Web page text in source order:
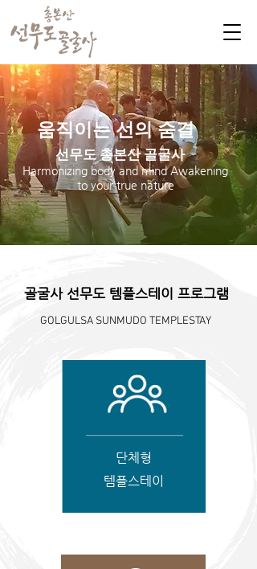
Harmonizing body and mind Awakening
to your true nature
​움직이는 선의 숨결
선무도 총본산 골굴사
​골굴사 선무도 템플스테이 프로그램
GOLGULSA SUNMUDO TEMPLESTAY
단체형
템플스테이